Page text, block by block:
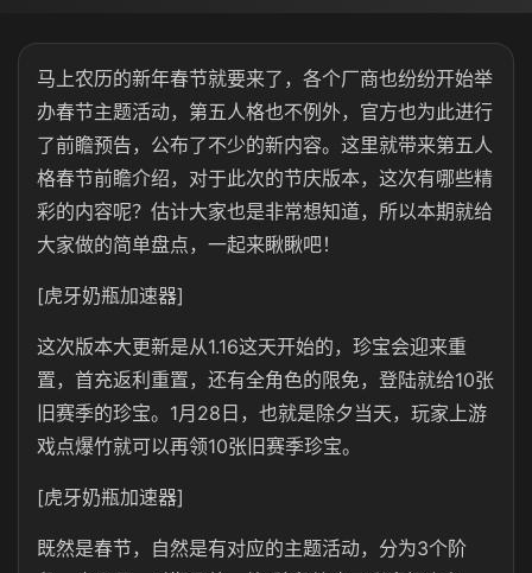
马上农历的新年春节就要来了，各个厂商也纷纷开始举
办春节主题活动，第五人格也不例外，官方也为此进行
了前瞻预告，公布了不少的新内容。这里就带来第五人
格春节前瞻介绍，对于此次的节庆版本，这次有哪些精
彩的内容呢？估计大家也是非常想知道，所以本期就给
大家做的简单盘点，一起来瞅瞅吧！
[虎牙奶瓶加速器]
这次版本大更新是从1.16这天开始的，珍宝会迎来重
置，首充返利重置，还有全角色的限免，登陆就给10张
旧赛季的珍宝。1月28日，也就是除夕当天，玩家上游
戏点爆竹就可以再领10张旧赛季珍宝。
[虎牙奶瓶加速器]
既然是春节，自然是有对应的主题活动，分为3个阶